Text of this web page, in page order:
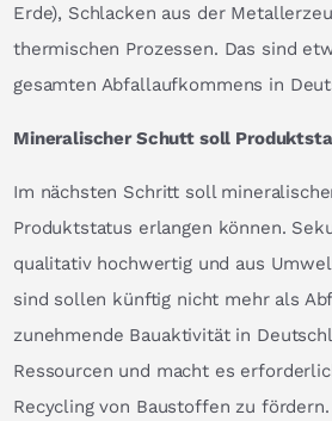
Erde), Schlacken aus der
thermischen Prozessen. Das sind
gesamten Abfallaufkommens in
Mineralischer Schutt soll
Im nächsten Schritt soll
Produktstatus erlangen können.
qualitativ hochwertig und aus
sind sollen künftig nicht mehr als
zunehmende Bauaktivität in
Ressourcen und macht es
Recycling von Baustoffen zu